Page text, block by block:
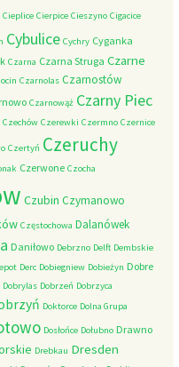
Cieplice Cierpice Cieszyno Cigacice
Cybulice Cychry Cyganka
Czarna Czarna Struga Czarne
Czarnolas Czarnostów
Czarnowąż Czarny Piec
Czechów Czerewki Czermno Czernice
Czertyń Czeruchy
Czerwone Czocha
Czubin Czymanowo
Częstochowa Dalanówek
Daniłowo Debrzno Delft Dembskie
Derc Dobiegniew Dobieżyn Dobre
Dobrylas Dobrzeń Dobrzyca
Doktorce Dolna Grupa
Dosłońce Dołubno Drawno
Drebkau Dresden